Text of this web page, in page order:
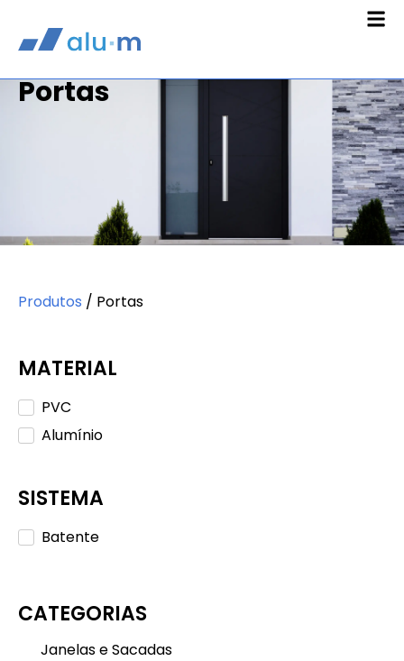
Portas
Produtos / Portas
MATERIAL
PVC
Alumínio
SISTEMA
Batente
CATEGORIAS
Janelas e Sacadas